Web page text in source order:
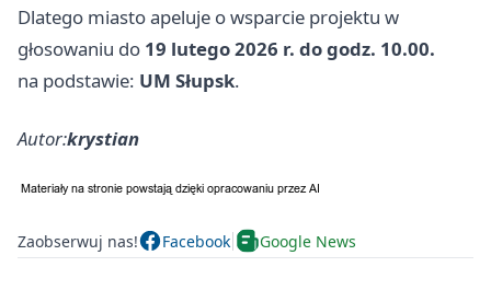
Dlatego miasto apeluje o wsparcie projektu w
głosowaniu do 19 lutego 2026 r. do godz. 10.00.
na podstawie: UM Słupsk.
Autor:krystian
Zaobserwuj nas! Facebook Google News